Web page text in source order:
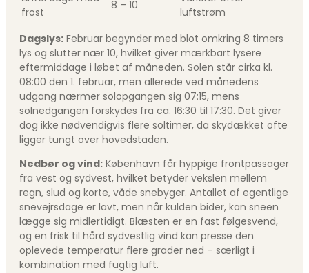
frost
8 – 10
luftstrøm
Dagslys: Februar begynder med blot omkring 8 timers
lys og slutter nær 10, hvilket giver mærkbart lysere
eftermiddage i løbet af måneden. Solen står cirka kl.
08:00 den 1. februar, men allerede ved månedens
udgang nærmer solopgangen sig 07:15, mens
solnedgangen forskydes fra ca. 16:30 til 17:30. Det giver
dog ikke nødvendigvis flere soltimer, da skydækket ofte
ligger tungt over hovedstaden.
Nedbør og vind: København får hyppige frontpassager
fra vest og sydvest, hvilket betyder vekslen mellem
regn, slud og korte, våde snebyger. Antallet af egentlige
snevejrsdage er lavt, men når kulden bider, kan sneen
lægge sig midlertidigt. Blæsten er en fast følgesvend,
og en frisk til hård sydvestlig vind kan presse den
oplevede temperatur flere grader ned – særligt i
kombination med fugtig luft.